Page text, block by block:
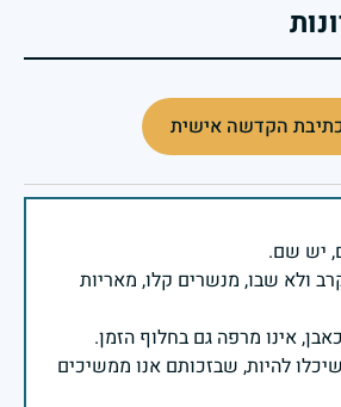
הקדשה אישית
ולא שבו, מנשרים קלו, מאריות
להיות, שבזכותם אנו ממשיכים